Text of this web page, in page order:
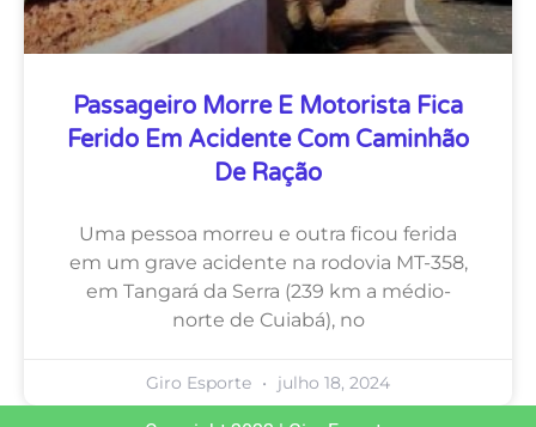
Passageiro Morre E Motorista Fica
Ferido Em Acidente Com Caminhão
De Ração
Uma pessoa morreu e outra ficou ferida
em um grave acidente na rodovia MT-358,
em Tangará da Serra (239 km a médio-
norte de Cuiabá), no
Giro Esporte julho 18, 2024